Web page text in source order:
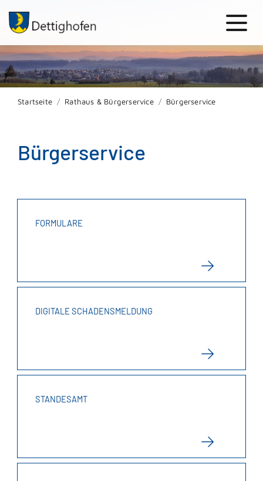
Startseite Rathaus & Bürgerservice Bürgerservice
Bürgerservice
FORMULARE
DIGITALE SCHADENSMELDUNG
STANDESAMT